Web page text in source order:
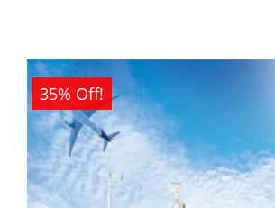
000CFA. 000CFA.
35% Off!